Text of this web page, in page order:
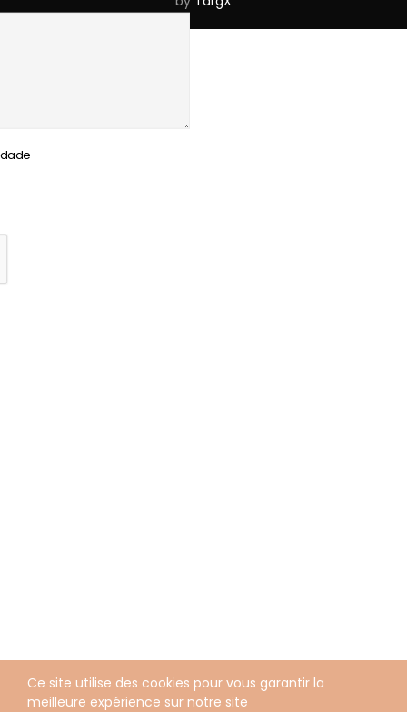
Ce site utilise des cookies pour vous garantir la
meilleure expérience sur notre site